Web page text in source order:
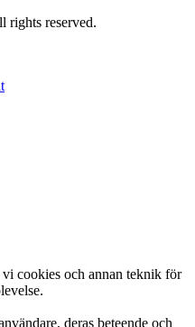
rights reserved.
cookies och annan teknik för
deras beteende och